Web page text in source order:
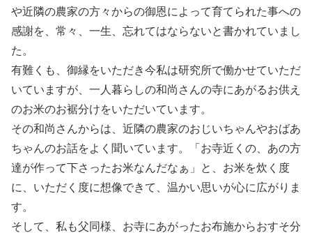
や近隣の農家の方々からの御恩によって育てられた事への
感謝を、常々、一生、忘れてはならないと書かれていまし
た。
有難くも、御縁をいただき今私は研究所で働かせていただ
いていますが、一人暮らしの和尚さんの寺にあがるお供え
のお米のお裾分けをいただいています。
その和尚さんからは、近隣の農家のおじいちゃんやおばあ
ちゃんのお話をよく聞いています。「お寺近くの、あの方
達が作って下さったお米なんだなぁ」と、お米を炊く度
に、いただく度に想像できて、温かい思いが心に広がりま
す。
そして、私も父同様、お寺にあがったお布施からおすそ分